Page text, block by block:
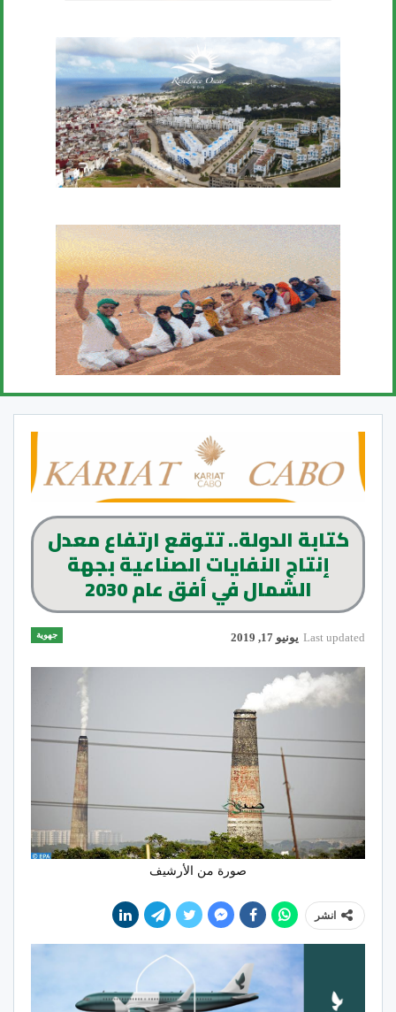
كتابة الدولة.. تتوقع ارتفاع معدل
إنتاج النفايات الصناعية بجهة
الشمال في أفق عام 2030
جهوية Last updated يونيو 17, 2019
صورة من الأرشيف
انشر